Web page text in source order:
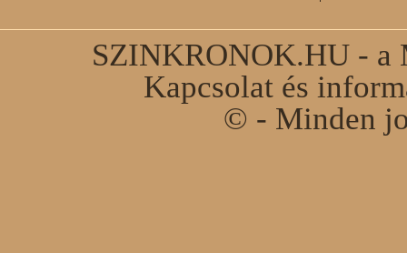
SZINKRONOK.HU - a
Kapcsolat és
© - Minden